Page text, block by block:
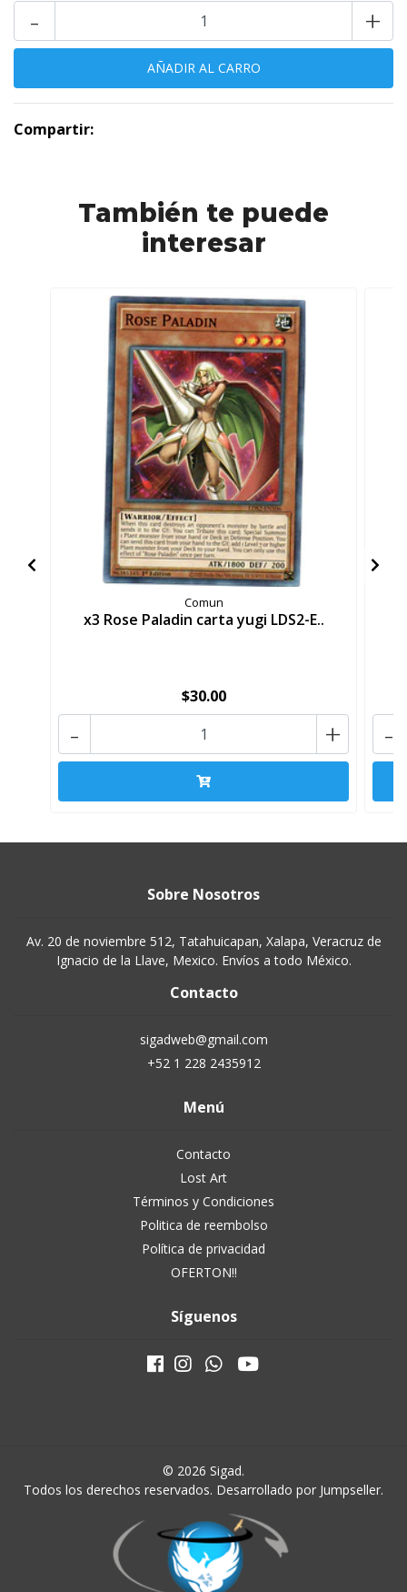
+
-
Compartir:
También te puede
interesar
Comun
x3 Rose Paladin carta yugi LDS2-E..
$30.00
+
- -
Sobre Nosotros
Av. 20 de noviembre 512, Tatahuicapan, Xalapa, Veracruz de
Ignacio de la Llave, Mexico. Envíos a todo México.
Contacto
sigadweb@gmail.com
+52 1 228 2435912
Menú
Contacto
Lost Art
Términos y Condiciones
Politica de reembolso
Política de privacidad
OFERTON!!
Síguenos
© 2026 Sigad.
Todos los derechos reservados. Desarrollado por Jumpseller.